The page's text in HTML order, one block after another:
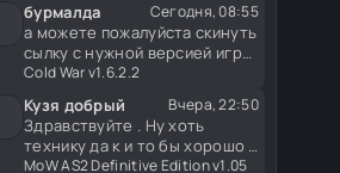
бурмалда Сегодня, 08:55
а можете пожалуйста скинуть
сылку с нужной версией игры
или же подсказать где
Cold War v1.6.2.2
Кузя добрый Вчера, 22:50
Здравствуйте . Ну хоть
технику да к и то бы хорошо .
А что касаемо пехоты . Ну
MoW AS2 Definitive Edition v1.05